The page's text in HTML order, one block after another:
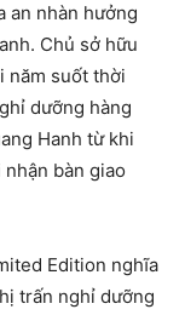
an nhàn hưởng
Chủ sở hữu
năm suốt thời
dưỡng hàng
Hanh từ khi
bàn giao
Edition nghĩa
trấn nghỉ dưỡng